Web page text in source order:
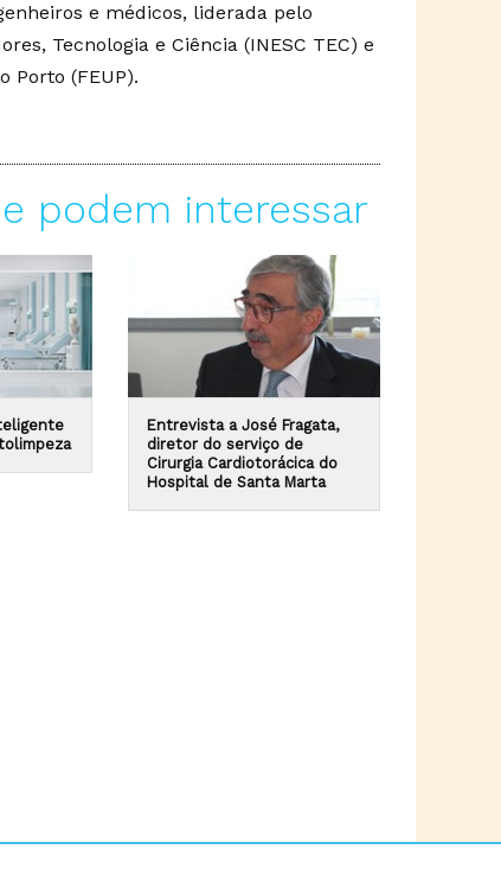
e médicos, liderada pelo
Tecnologia e Ciência (INESC TEC) e
Porto (FEUP).
podem interessar
Entrevista a José Fragata,
diretor do serviço de
Cirurgia Cardiotorácica do
Hospital de Santa Marta